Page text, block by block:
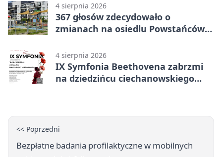
4 sierpnia 2026
367 głosów zdecydowało o
zmianach na osiedlu Powstańców
4 sierpnia 2026
IX Symfonia Beethovena zabrzmi
na dziedzińcu ciechanowskiego
<< Poprzedni
Bezpłatne badania profilaktyczne w mobilnych